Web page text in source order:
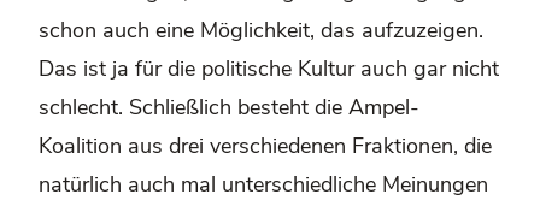
schon auch eine Möglichkeit, das aufzuzeigen.
Das ist ja für die politische Kultur auch gar nicht
schlecht. Schließlich besteht die Ampel-
Koalition aus drei verschiedenen Fraktionen, die
natürlich auch mal unterschiedliche Meinungen